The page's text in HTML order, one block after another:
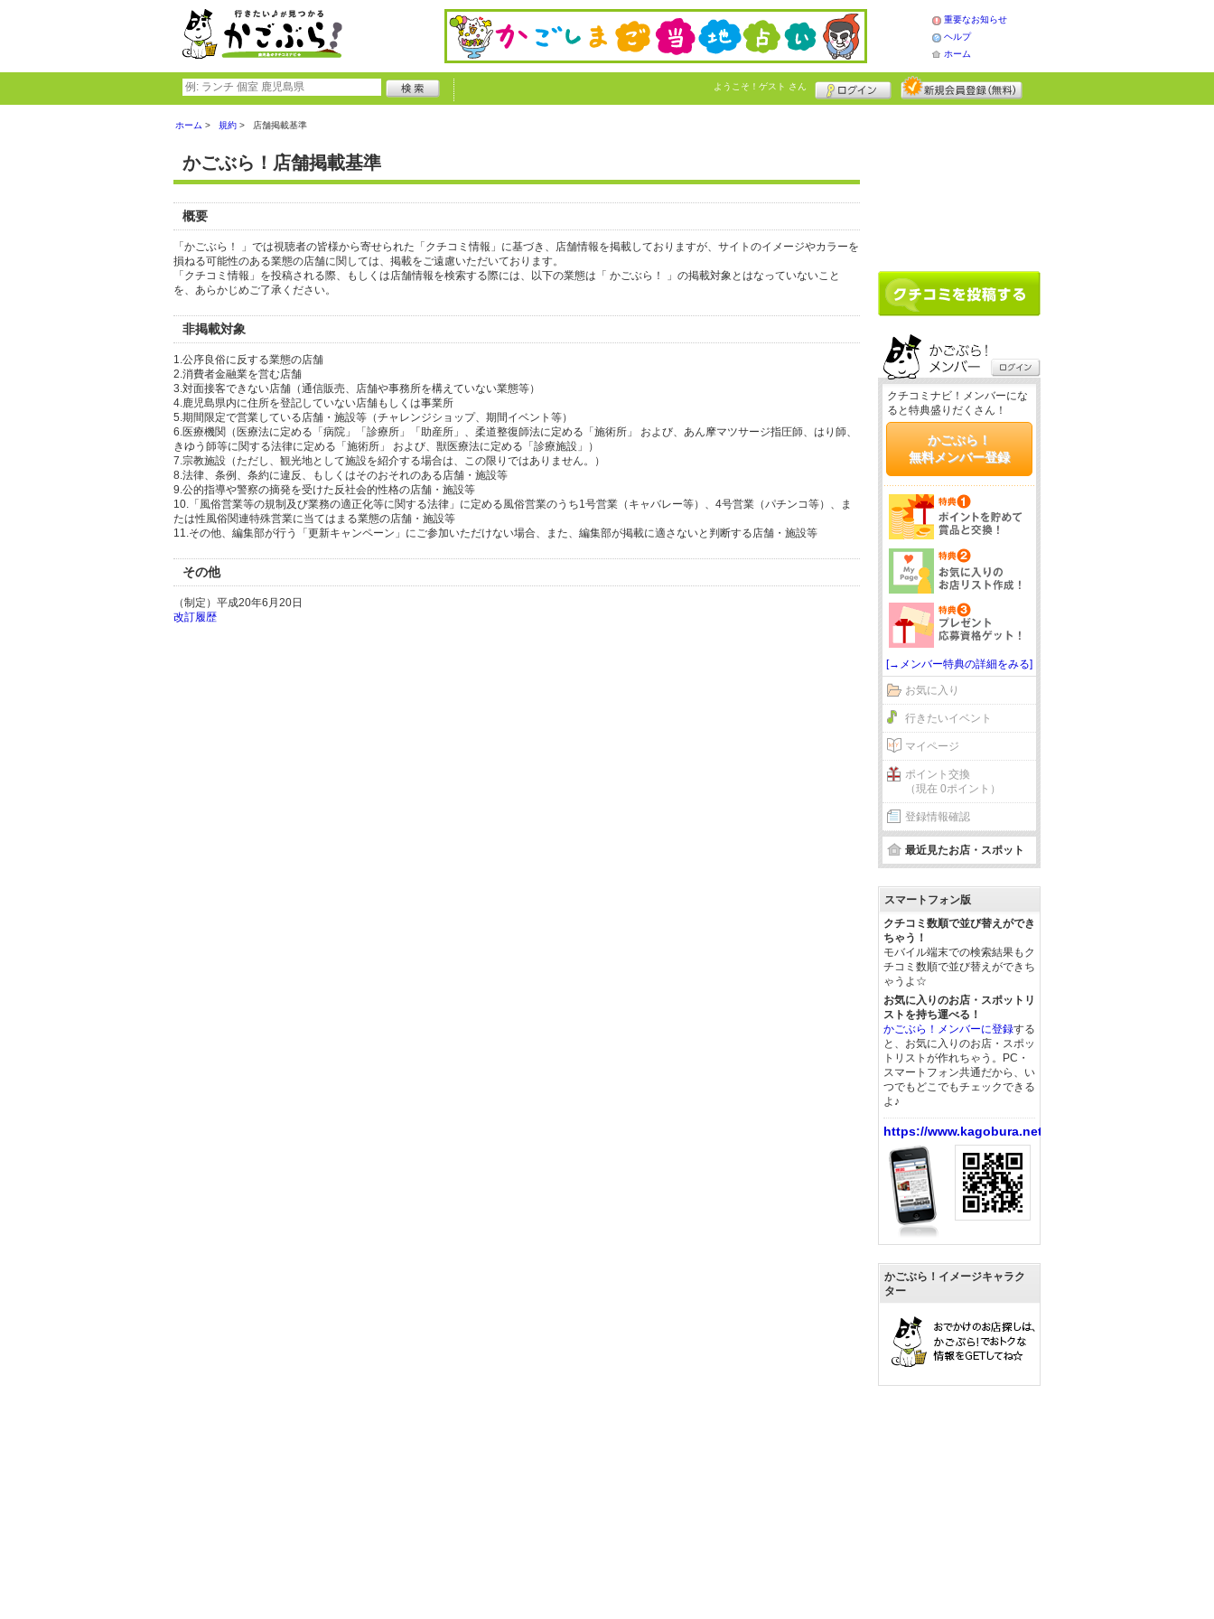
重要なお知らせ
ヘルプ
ホーム
ようこそ！ ゲスト さん
ホーム 規約 店舗掲載基準
かごぶら！店舗掲載基準
概要
「かごぶら！ 」では視聴者の皆様から寄せられた「クチコミ情報」に基づき、店舗情報を掲載しておりますが、サイトのイメージやカラーを
損ねる可能性のある業態の店舗に関しては、掲載をご遠慮いただいております。
「クチコミ情報」を投稿される際、もしくは店舗情報を検索する際には、以下の業態は「 かごぶら！ 」の掲載対象とはなっていないこと
を、あらかじめご了承ください。
非掲載対象
1.公序良俗に反する業態の店舗
2.消費者金融業を営む店舗
3.対面接客できない店舗（通信販売、店舗や事務所を構えていない業態等）
4.鹿児島県内に住所を登記していない店舗もしくは事業所
5.期間限定で営業している店舗・施設等（チャレンジショップ、期間イベント等）
6.医療機関（医療法に定める「病院」「診療所」「助産所」、柔道整復師法に定める「施術所」 および、あん摩マツサージ指圧師、はり師、
きゆう師等に関する法律に定める「施術所」 および、獣医療法に定める「診療施設」）
7.宗教施設（ただし、観光地として施設を紹介する場合は、この限りではありません。）
8.法律、条例、条約に違反、もしくはそのおそれのある店舗・施設等
9.公的指導や警察の摘発を受けた反社会的性格の店舗・施設等
10.「風俗営業等の規制及び業務の適正化等に関する法律」に定める風俗営業のうち1号営業（キャバレー等）、4号営業（パチンコ等）、ま
たは性風俗関連特殊営業に当てはまる業態の店舗・施設等
11.その他、編集部が行う「更新キャンペーン」にご参加いただけない場合、また、編集部が掲載に適さないと判断する店舗・施設等
その他
（制定）平成20年6月20日
改訂履歴
クチコミナビ！メンバーにな
ると特典盛りだくさん！
かごぶら！
無料メンバー登録
[→メンバー特典の詳細をみる]
お気に入り
行きたいイベント
マイページ
ポイント交換
（現在 0ポイント）
登録情報確認
最近見たお店・スポット
スマートフォン版
クチコミ数順で並び替えができ
ちゃう！
モバイル端末での検索結果もク
チコミ数順で並び替えができち
ゃうよ☆
お気に入りのお店・スポットリ
ストを持ち運べる！
かごぶら！メンバーに登録する
と、お気に入りのお店・スポッ
トリストが作れちゃう。PC・
スマートフォン共通だから、い
つでもどこでもチェックできる
よ♪
https://www.kagobura.net/
かごぶら！イメージキャラク
ター